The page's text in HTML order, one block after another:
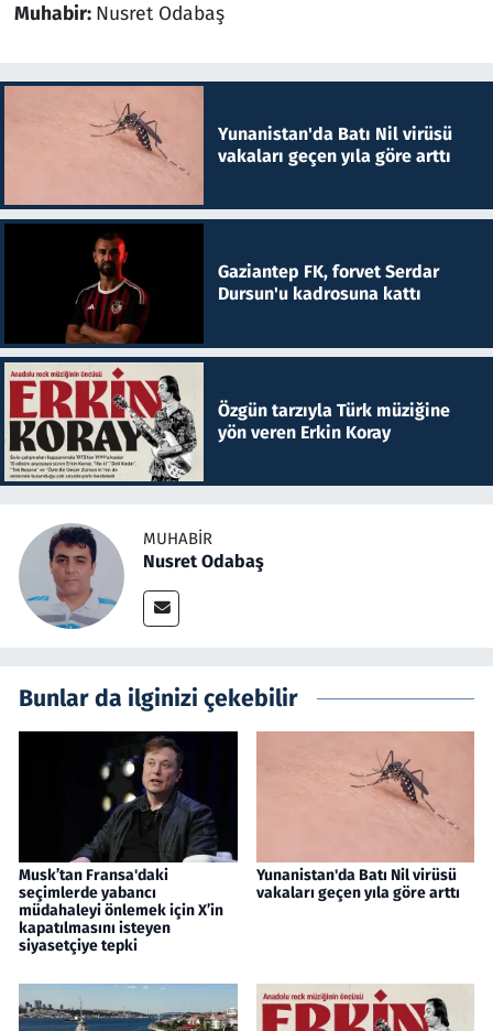
Muhabir: Nusret Odabaş
Yunanistan'da Batı Nil virüsü
vakaları geçen yıla göre arttı
Gaziantep FK, forvet Serdar
Dursun'u kadrosuna kattı
Özgün tarzıyla Türk müziğine
yön veren Erkin Koray
MUHABIR
Nusret Odabaş
Bunlar da ilginizi çekebilir
Musk’tan Fransa'daki
seçimlerde yabancı
müdahaleyi önlemek için X’in
kapatılmasını isteyen
siyasetçiye tepki
Yunanistan'da Batı Nil virüsü
vakaları geçen yıla göre arttı